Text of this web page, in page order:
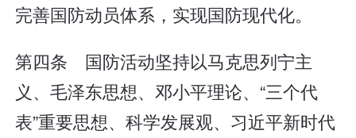
完善国防动员体系，实现国防现代化。
第四条 国防活动坚持以马克思列宁主
义、毛泽东思想、邓小平理论、“三个代
表”重要思想、科学发展观、习近平新时代